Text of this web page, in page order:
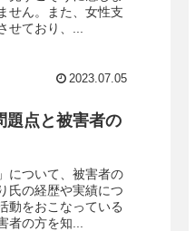
せん。また、女性支
せており、...
2023.07.05
題点と被害者の
について、被害者の
氏の経歴や実績につ
動をおこなっている
者の方を知...